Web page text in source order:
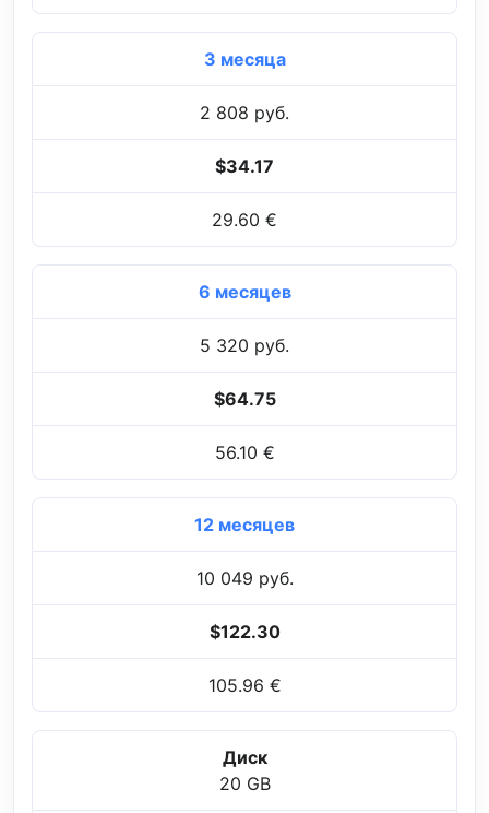
3 месяца
2 808 руб.
$34.17
29.60 €
6 месяцев
5 320 руб.
$64.75
56.10 €
12 месяцев
10 049 руб.
$122.30
105.96 €
Диск
20 GB